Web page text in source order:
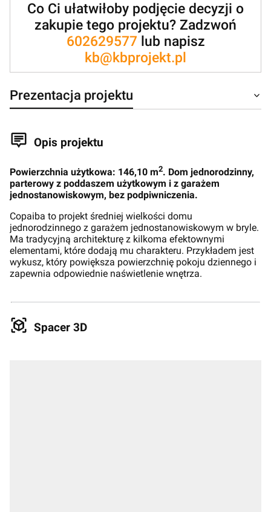
Co Ci ułatwiłoby podjęcie decyzji o
zakupie tego projektu? Zadzwoń
602629577lub napisz
kb@kbprojekt.pl
Prezentacja projektu
Opis projektu
Powierzchnia użytkowa: 146,10 m2. Dom jednorodzinny,
parterowy z poddaszem użytkowym i z garażem
jednostanowiskowym, bez podpiwniczenia.
Copaiba to projekt średniej wielkości domu
jednorodzinnego z garażem jednostanowiskowym w bryle.
Ma tradycyjną architekturę z kilkoma efektownymi
elementami, które dodają mu charakteru. Przykładem jest
wykusz, który powiększa powierzchnię pokoju dziennego i
zapewnia odpowiednie naświetlenie wnętrza.
Spacer 3D